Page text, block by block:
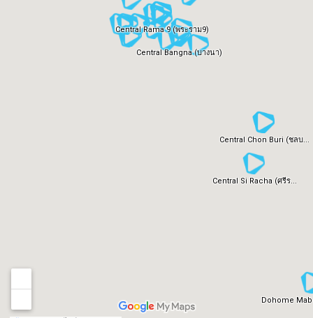
Central Bangna (บางนา)
Central Rama 9 (พระราม9)
Central Chon Buri (ชลบ...
Dohome
Central Si Racha (ศรีร...